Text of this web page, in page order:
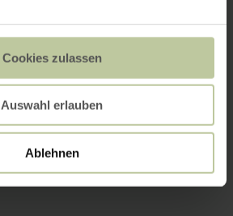
Cookies zulassen
Auswahl erlauben
Ablehnen